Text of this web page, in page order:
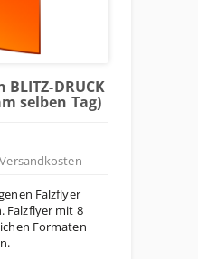
DRUCK
selben Tag)
Versandkosten
Falzflyer
Falzflyer mit 8
Formaten